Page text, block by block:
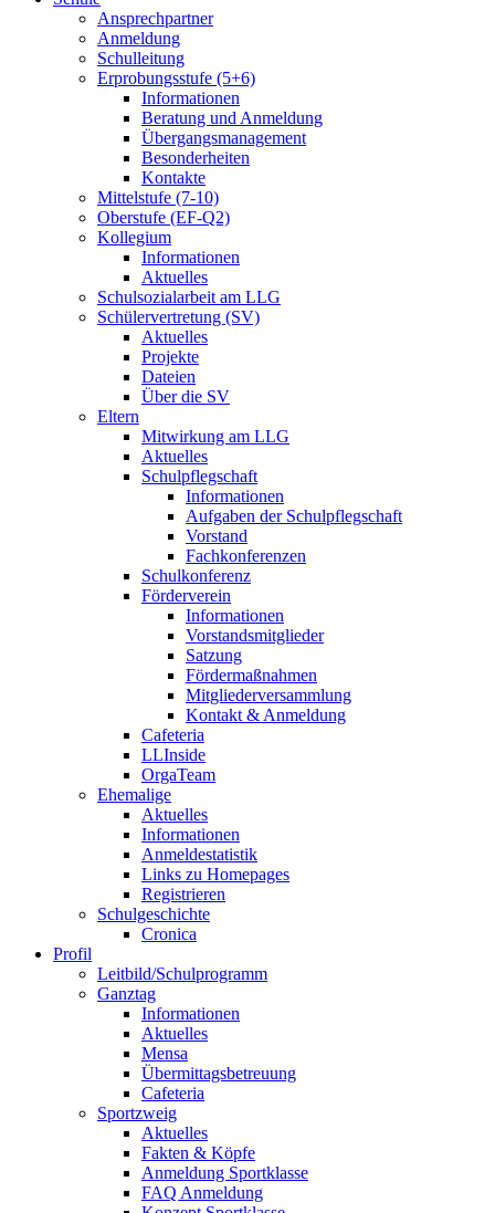
Ansprechpartner
Anmeldung
Schulleitung
Erprobungsstufe (5+6)
Informationen
Beratung und Anmeldung
Übergangsmanagement
Besonderheiten
Kontakte
Mittelstufe (7-10)
Oberstufe (EF-Q2)
Kollegium
Informationen
Aktuelles
Schulsozialarbeit am LLG
Schülervertretung (SV)
Aktuelles
Projekte
Dateien
Über die SV
Eltern
Mitwirkung am LLG
Aktuelles
Schulpflegschaft
Informationen
Aufgaben der Schulpflegschaft
Vorstand
Fachkonferenzen
Schulkonferenz
Förderverein
Informationen
Vorstandsmitglieder
Satzung
Fördermaßnahmen
Mitgliederversammlung
Kontakt & Anmeldung
Cafeteria
LLInside
OrgaTeam
Ehemalige
Aktuelles
Informationen
Anmeldestatistik
Links zu Homepages
Registrieren
Schulgeschichte
Cronica
Profil
Leitbild/Schulprogramm
Ganztag
Informationen
Aktuelles
Mensa
Übermittagsbetreuung
Cafeteria
Sportzweig
Aktuelles
Fakten & Köpfe
Anmeldung Sportklasse
FAQ Anmeldung